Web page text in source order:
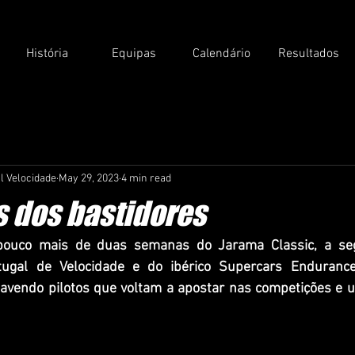
História Equipas Calendário Resultados
dos bastidores
Velocidade May 29, 20234 min read
mais de duas semanas do Jarama Classic, a
de Velocidade e do ibérico Supercars
pilotos que voltam a apostar nas competições e